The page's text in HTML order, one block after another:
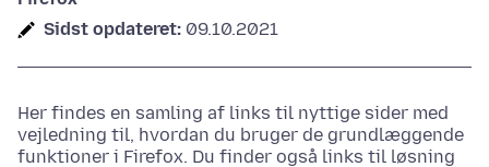
Sidst opdateret: 09.10.2021
Her findes en samling af links til nyttige sider med
vejledning til, hvordan du bruger de grundlæggende
funktioner i Firefox. Du finder også links til løsning